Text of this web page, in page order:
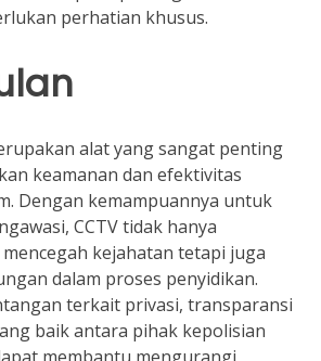
perhatian khusus.
alat yang sangat penting
keamanan dan efektivitas
Dengan kemampuannya untuk
CCTV tidak hanya
kejahatan tetapi juga
dalam proses penyidikan.
terkait privasi, transparansi
baik antara pihak kepolisian